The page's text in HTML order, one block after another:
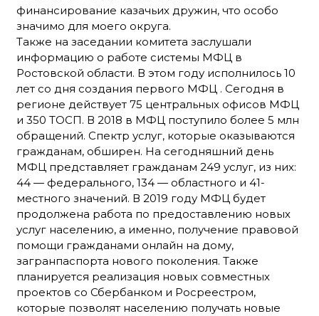
финансирование казачьих дружин, что особо
значимо для моего округа.
Также на заседании комитета заслушали
информацию о работе системы МФЦ в
Ростовской области. В этом году исполнилось 10
лет со дня создания первого МФЦ . Сегодня в
регионе действует 75 центральных офисов МФЦ
и 350 ТОСП. В 2018 в МФЦ поступило более 5 млн
обращений. Спектр услуг, которые оказываются
гражданам, обширен. На сегодняшний день
МФЦ представляет гражданам 249 услуг, из них:
44 — федерального, 134 — областного и 41-
местного значений. В 2019 году МФЦ будет
продолжена работа по предоставлению новых
услуг населению, а именно, получение правовой
помощи гражданами онлайн на дому,
загранпаспорта нового поколения. Также
планируется реализация новых совместных
проектов со Сбербанком и Росреестром,
которые позволят населению получать новые